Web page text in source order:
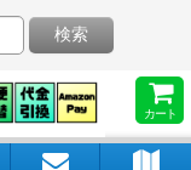
カート
検索